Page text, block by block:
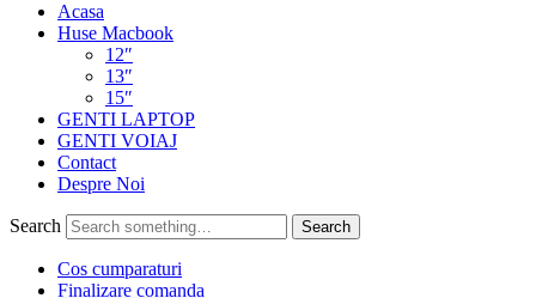
Acasa
Huse Macbook
12″
13″
15″
GENTI LAPTOP
GENTI VOIAJ
Contact
Despre Noi
Search
Cos cumparaturi
Finalizare comanda